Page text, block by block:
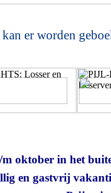
in het
en gastvrij
er worden